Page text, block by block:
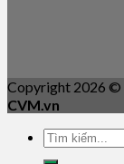
Copyright 2026 ©
CVM.vn